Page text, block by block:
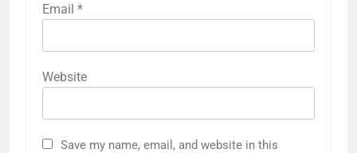
Email *
Website
Save my name, email, and website in this